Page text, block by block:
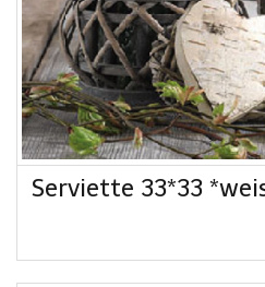
Serviette 33*33